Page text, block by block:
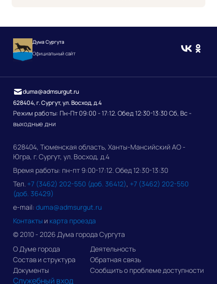
Дума Сургута
Официальный сайт
628404, г. Сургут, ул. Восход, д.4
Режим работы: Пн-Пт 09:00 - 17:12. Обед 12:30-13:30 Сб, Вс -
выходные дни
duma@admsurgut.ru
628404, Тюменская область, Ханты-Мансийский АО -
Югра, г. Сургут, ул. Восход, д.4
Время работы: пн-пт 9:00-17:12. Обед 12:30-13:30
Тел. +7 (3462) 202-550 (доб. 36412), +7 (3462) 202-550
(доб. 36429)
e-mail: duma@admsurgut.ru
Контакты и карта проезда
© 2010 - 2026 Дума города Сургута
О Думе города
Состав и структура
Документы
Деятельность
Обратная связь
Сообщить о проблеме доступности
Служебный вход